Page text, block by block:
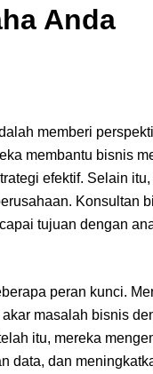
Anda
memberi
membantu bisnis
efektif. Selain
Konsultan
tujuan dengan
peran kunci.
masalah bisnis
itu, mereka
data, dan